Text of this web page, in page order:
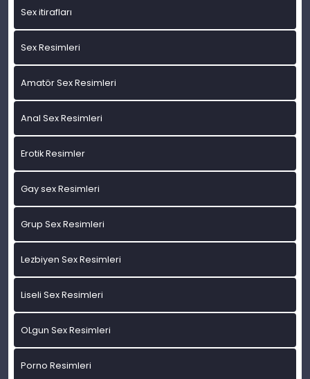
Sex itirafları
Sex Resimleri
Amatör Sex Resimleri
Anal Sex Resimleri
Erotik Resimler
Gay sex Resimleri
Grup Sex Resimleri
Lezbiyen Sex Resimleri
Liseli Sex Resimleri
OLgun Sex Resimleri
Porno Resimleri